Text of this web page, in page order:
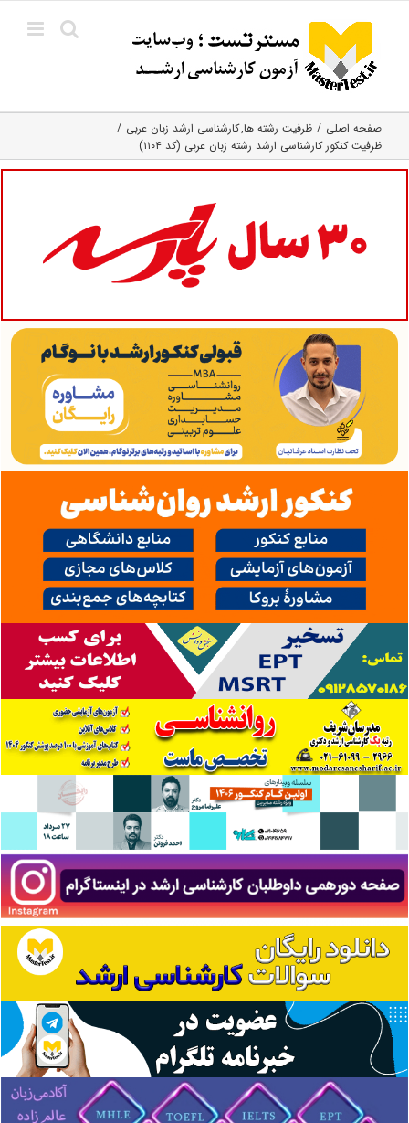
content
صفحه اصلی ظرفیت رشته ها کارشناسی ارشد زبان عربی
ظرفیت کنکور کارشناسی ارشد رشته زبان عربی (کد ۱۱۰۴)